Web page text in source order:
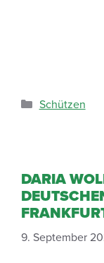
Schützen
DARIA
9. September